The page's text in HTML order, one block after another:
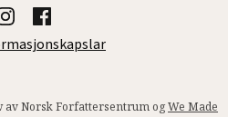
av Norsk Forfattersentrum ogWe Made